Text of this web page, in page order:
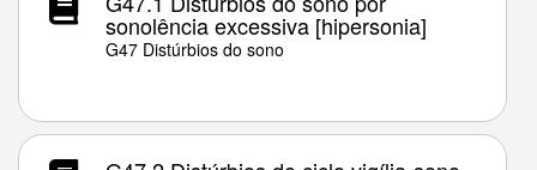
sonolência excessiva [hipersonia]
G47 Distúrbios do sono